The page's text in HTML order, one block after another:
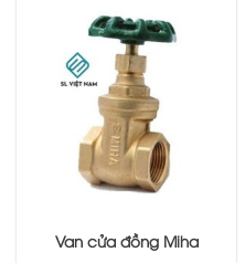
Van cửa đồng Miha